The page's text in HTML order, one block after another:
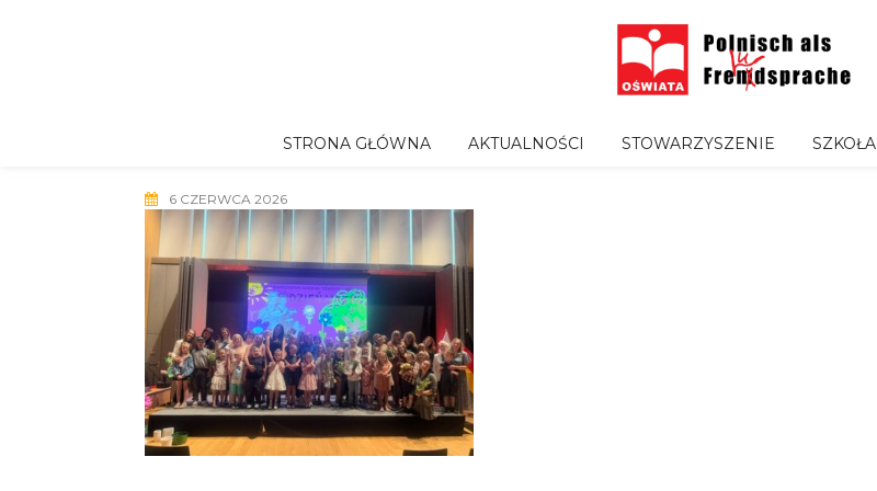
STRONA GŁÓWNA AKTUALNOŚCI STOWARZYSZENIE SZKOŁA
6 CZERWCA 2026